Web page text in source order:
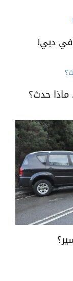
في دبي!
ماذا حدث؟